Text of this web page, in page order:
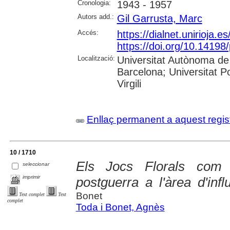
Cronologia: 1943 - 1957
Autors add.: Gil Garrusta, Marc
Accés:
https://
https://doi.org/
Localització: Universitat Autònoma
Barcelona; Universitat
Virgili
Enllaç permanent a aquest
10 / 1710
seleccionar
imprimir
Text complet
Text
complet
Els Jocs Florals
postguerra a l'àrea
Bonet
Toda i Bonet, Agnès